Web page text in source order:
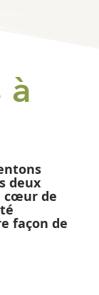
à
deux
cœur de
façon de